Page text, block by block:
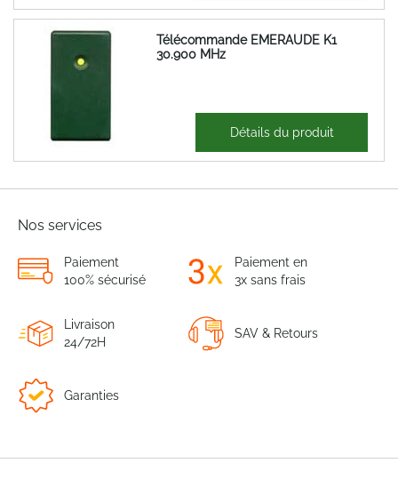
Télécommande EMERAUDE K1
30.900 MHz
34,41 €
Détails du produit
Nos services
Paiement
100% sécurisé
Paiement en
3x sans frais
Livraison
24/72H
SAV & Retours
Garanties